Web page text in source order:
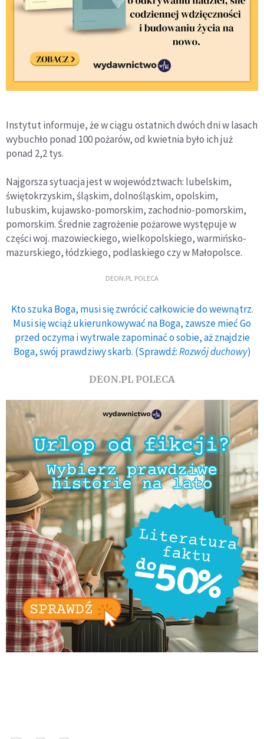
Instytut informuje, że w ciągu ostatnich dwóch dni w lasach
wybuchło ponad 100 pożarów, od kwietnia było ich już
ponad 2,2 tys.
Najgorsza sytuacja jest w województwach: lubelskim,
świętokrzyskim, śląskim, dolnośląskim, opolskim,
lubuskim, kujawsko-pomorskim, zachodnio-pomorskim,
pomorskim. Średnie zagrożenie pożarowe występuje w
części woj. mazowieckiego, wielkopolskiego, warmińsko-
mazurskiego, łódzkiego, podlaskiego czy w Małopolsce.
DEON.PL POLECA
Kto szuka Boga, musi się zwrócić całkowicie do wewnątrz.
Musi się wciąż ukierunkowywać na Boga, zawsze mieć Go
przed oczyma i wytrwale zapominać o sobie, aż znajdzie
Boga, swój prawdziwy skarb. (Sprawdź:Rozwój duchowy)
DEON.PL POLECA